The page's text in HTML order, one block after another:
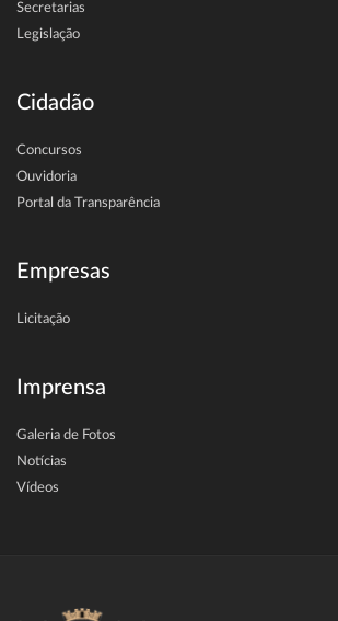
Secretarias
Legislação
Cidadão
Concursos
Ouvidoria
Portal da Transparência
Empresas
Licitação
Imprensa
Galeria de Fotos
Notícias
Vídeos